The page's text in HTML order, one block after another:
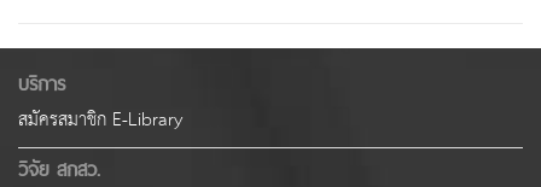
บริการ
สมัครสมาชิก E-Library
วิจัย สกสว.